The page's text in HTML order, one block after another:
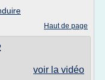
Haut de page
voir la vidéo